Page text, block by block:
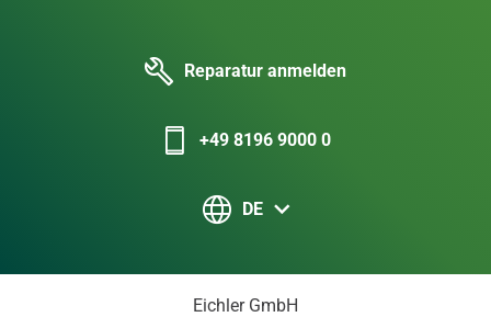
Reparatur anmelden
+49 8196 9000 0
DE
Eichler GmbH